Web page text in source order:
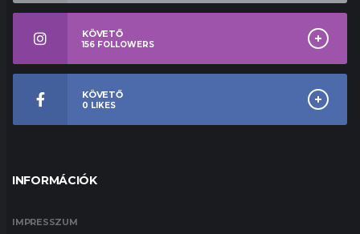
KÖVETŐ
156 FOLLOWERS
KÖVETŐ
0 LIKES
INFORMÁCIÓK
IMPRESSZUM